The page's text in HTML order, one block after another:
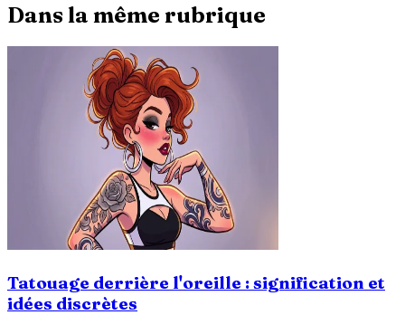
Dans la même rubrique
Tatouage derrière l'oreille : signification et
idées discrètes